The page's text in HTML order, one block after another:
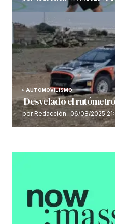
AUTOMOVILISMO
Desvelado el
por Redacción 06/08/2025